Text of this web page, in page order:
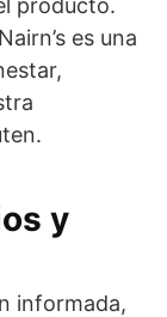
es una
y
informada,